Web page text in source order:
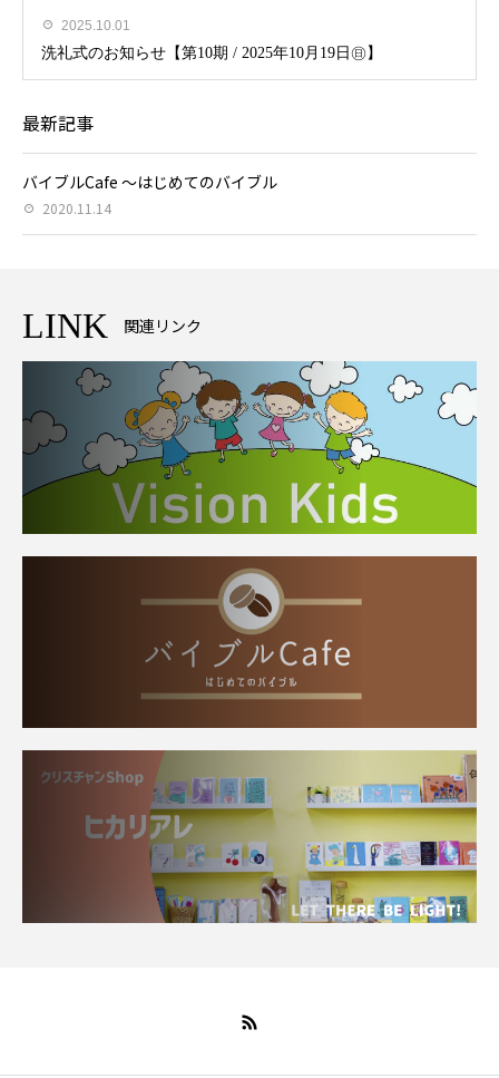
2025.10.01
洗礼式のお知らせ【第10期 / 2025年10月19日㊐】
最新記事
バイブルCafe ～はじめてのバイブル
2020.11.14
LINK 関連リンク